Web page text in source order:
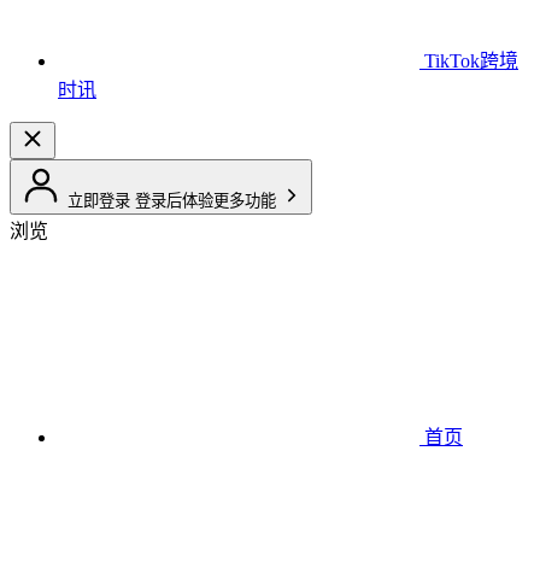
TikTok跨境
时讯
立即登录 登录后体验更多功能
浏览
首页